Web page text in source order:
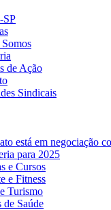
SP
de Ação
Sindicais
está em negociação
para 2025
e Cursos
e Fitness
Turismo
de Saúde